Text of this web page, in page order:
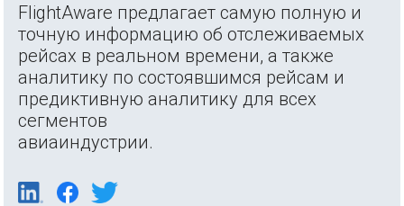
FlightAware предлагает самую полную и
точную информацию об отслеживаемых
рейсах в реальном времени, а также
аналитику по состоявшимся рейсам и
предиктивную аналитику для всех
сегментов
авиаиндустрии.